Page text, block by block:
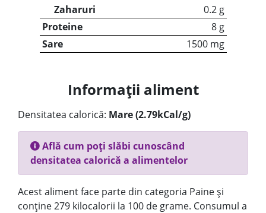
Zaharuri
0.2 g
Proteine
8 g
Sare
1500 mg
Informații aliment
Densitatea calorică: Mare (2.79kCal/g)
Află cum poți slăbi cunoscând
densitatea calorică a alimentelor
Acest aliment face parte din categoria Paine și
conține 279 kilocalorii la 100 de grame. Consumul a